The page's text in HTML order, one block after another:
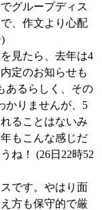
グループディス
、作文より心配
見たら、去年は4
定のお知らせも
あるらしく、その
かりませんが、5
ることはないみ
もこんな感じだ
ね！ (26日22時52
です。やはり面
方も保守的で厳